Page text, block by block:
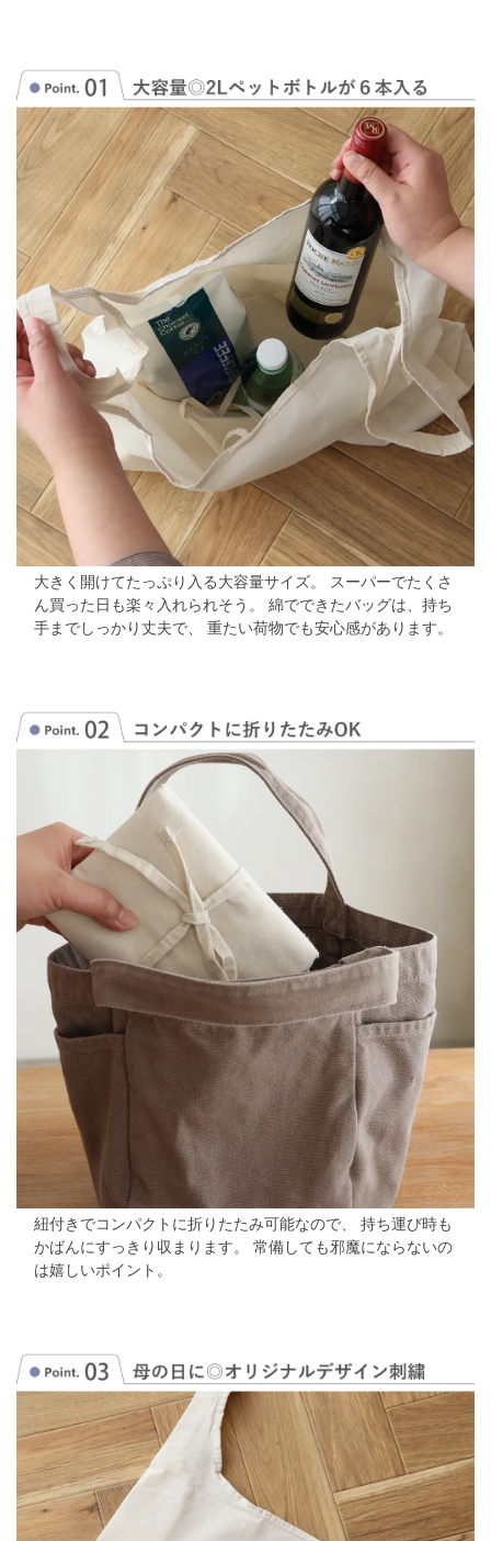
大きく開けてたっぷり入る大容量サイズ。
スーパーでたくさ
ん買った日も楽々入れられそう。
綿でできたバッグは、持ち
手までしっかり丈夫で、
重たい荷物でも安心感があります。
紐付きでコンパクトに折りたたみ可能なので、
持ち運び時も
かばんにすっきり収まります。
常備しても邪魔にならないの
は嬉しいポイント。